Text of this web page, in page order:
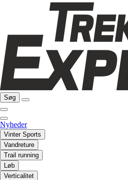
Søg
Nyheder
Vinter Sports
Vandreture
Trail running
Løb
Verticalitet